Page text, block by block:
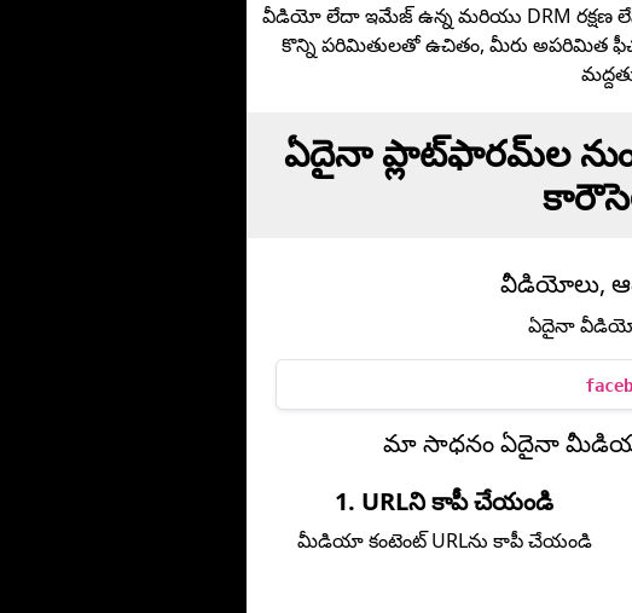
వీడియో లేదా ఇమేజ్ ఉన్న మరియు DRM రక్షణ
కొన్ని పరిమితులతో ఉచితం, మీరు అపరిమిత
ఏదైనా ప్లాట్‌ఫారమ్‌ల
వీడియోలు,
ఏదైనా
మా సాధనం ఏదైనా మీడియా
1. URLని కాపీ చేయండి
మీడియా కంటెంట్ URLను కాపీ చేయండి